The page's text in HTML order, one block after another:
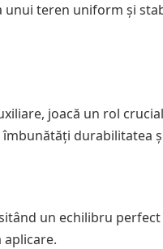
teren uniform și
joacă un rol
durabilitatea
un echilibru